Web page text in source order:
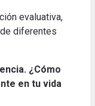
evaluativa,
diferentes
¿Cómo
en tu vida